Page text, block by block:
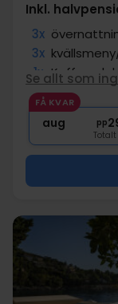
Inkl.
3x
3x
1x Kaffe och
3x Drycker
∞ Tillgång till
Se allt som
FÅ KVAR
aug pp